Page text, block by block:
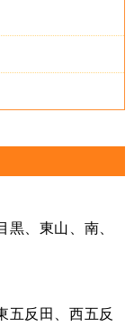
黒、東山、南、
五反田、西五反